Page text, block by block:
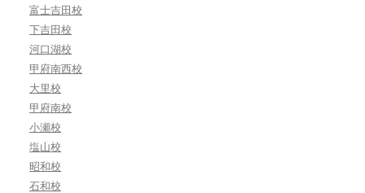
富士吉田校
下吉田校
河口湖校
甲府南西校
大里校
甲府南校
小瀬校
塩山校
昭和校
石和校